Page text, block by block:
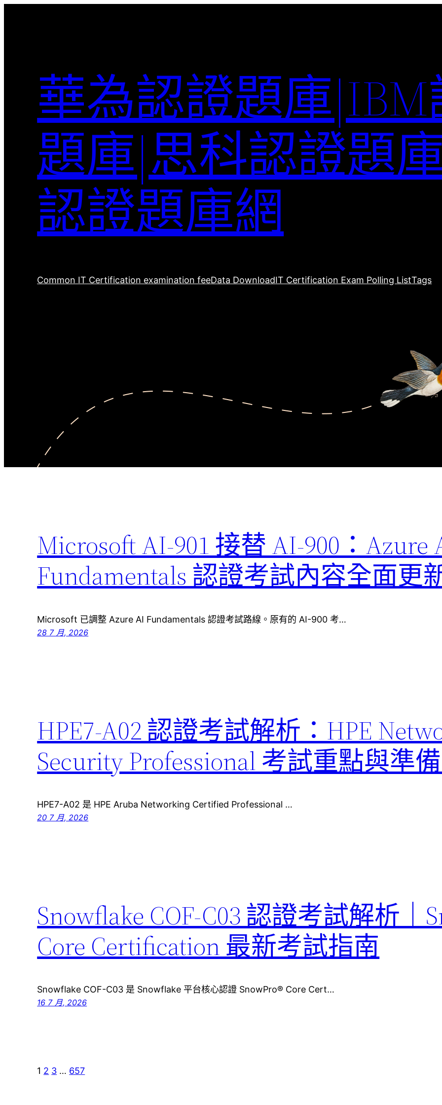
華為認證題庫
題庫|思科認證題
認證題庫網
Common IT Certification examination feeData DownloadIT Certification Exam Polling ListTags
Microsoft AI-901 接替 AI-900：Azure
Fundamentals 認證考試內容全面更
Microsoft 已調整 Azure AI Fundamentals 認證考試路線。原有的 AI-900 考…
28 7 月, 2026
HPE7-A02 認證考試解析：HPE
Security Professional 考試重點與準
HPE7-A02 是 HPE Aruba Networking Certified Professional …
20 7 月, 2026
Snowflake COF-C03 認證考試解析｜
Core Certification 最新考試指南
Snowflake COF-C03 是 Snowflake 平台核心認證 SnowPro® Core Cert…
16 7 月, 2026
1 2 3 … 657